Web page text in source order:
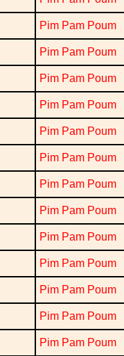
Pim Pam Poum
Pim Pam Poum
Pim Pam Poum
Pim Pam Poum
Pim Pam Poum
Pim Pam Poum
Pim Pam Poum
Pim Pam Poum
Pim Pam Poum
Pim Pam Poum
Pim Pam Poum
Pim Pam Poum
Pim Pam Poum